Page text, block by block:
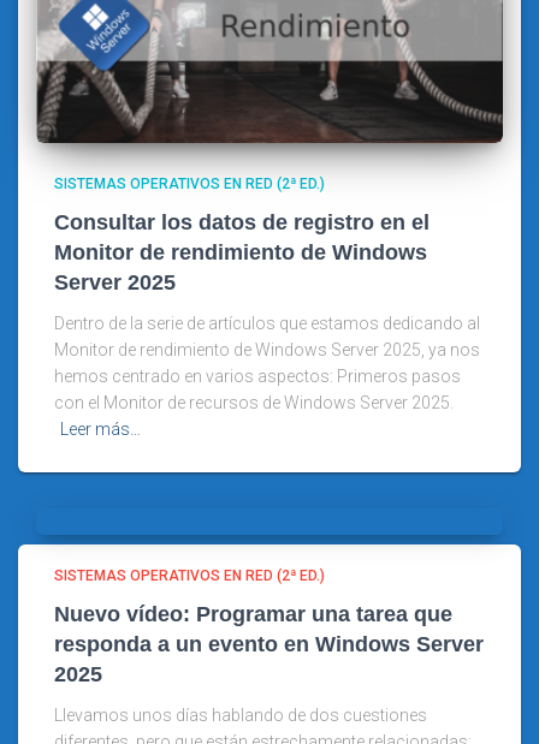
SISTEMAS OPERATIVOS EN RED (2ª ED.)
Consultar los datos de registro en el
Monitor de rendimiento de Windows
Server 2025
Dentro de la serie de artículos que estamos dedicando al
Monitor de rendimiento de Windows Server 2025, ya nos
hemos centrado en varios aspectos: Primeros pasos
con el Monitor de recursos de Windows Server 2025.
Leer más…
SISTEMAS OPERATIVOS EN RED (2ª ED.)
Nuevo vídeo: Programar una tarea que
responda a un evento en Windows Server
2025
Llevamos unos días hablando de dos cuestiones